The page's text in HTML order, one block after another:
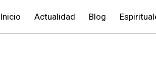
Inicio Actualidad Blog